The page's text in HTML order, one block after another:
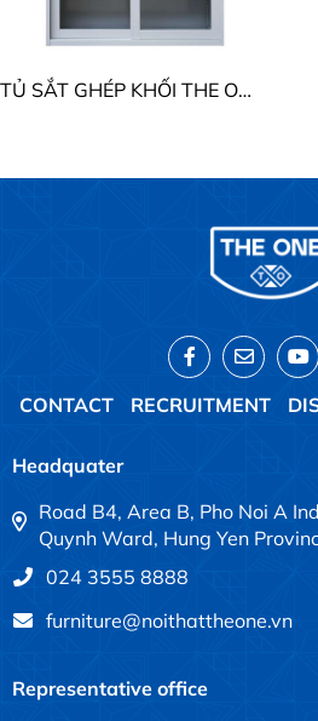
TỦ SẮT GHÉP KHỐI THE ONE TU88GCK
CONTACT RECRUITMENT
Headquater
Road B4, Area B, Pho Noi A
Quynh Ward, Hung Yen
024 3555 8888
furniture@noithattheone.vn
Representative office